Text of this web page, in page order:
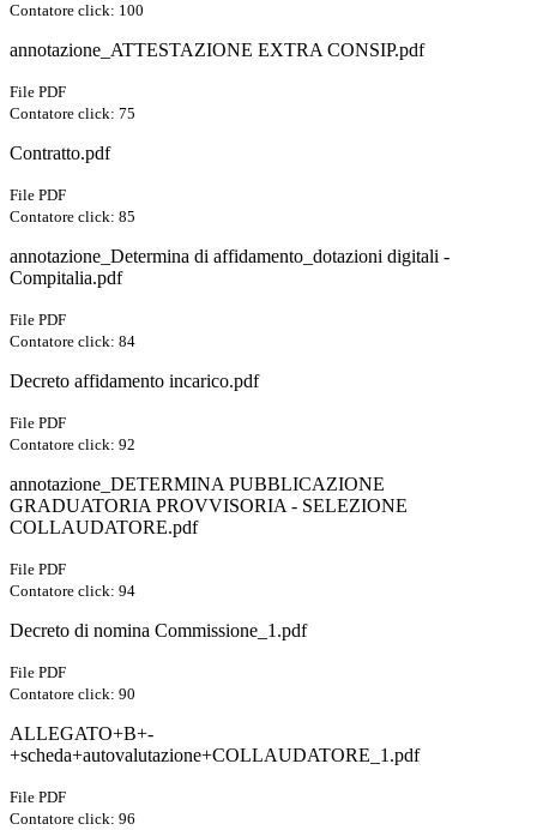
Contatore click: 100
annotazione_ATTESTAZIONE EXTRA CONSIP.pdf
File PDF
Contatore click: 75
Contratto.pdf
File PDF
Contatore click: 85
annotazione_Determina di affidamento_dotazioni digitali -
Compitalia.pdf
File PDF
Contatore click: 84
Decreto affidamento incarico.pdf
File PDF
Contatore click: 92
annotazione_DETERMINA PUBBLICAZIONE
GRADUATORIA PROVVISORIA - SELEZIONE
COLLAUDATORE.pdf
File PDF
Contatore click: 94
Decreto di nomina Commissione_1.pdf
File PDF
Contatore click: 90
ALLEGATO+B+-
+scheda+autovalutazione+COLLAUDATORE_1.pdf
File PDF
Contatore click: 96